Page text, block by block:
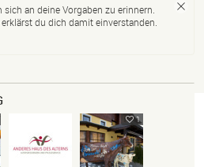
an deine Vorgaben zu erinnern.
du dich damit einverstanden.
1